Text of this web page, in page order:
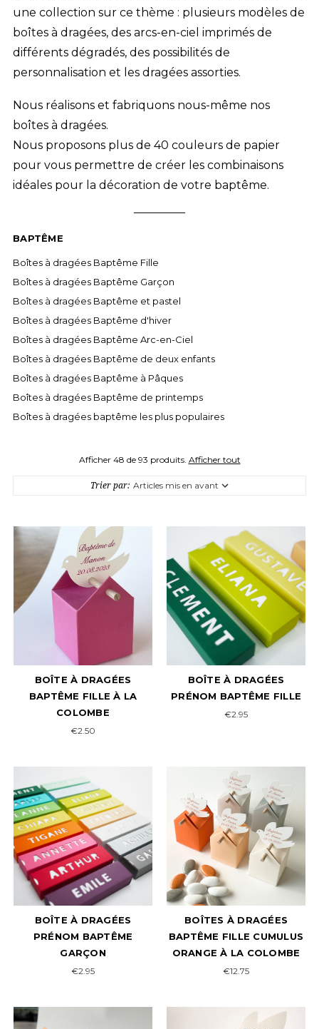
une collection sur ce thème : plusieurs modèles de
boîtes à dragées, des arcs-en-ciel imprimés de
différents dégradés, des possibilités de
personnalisation et les dragées assorties.
Nous réalisons et fabriquons nous-même nos
boîtes à dragées.
Nous proposons plus de 40 couleurs de papier
pour vous permettre de créer les combinaisons
idéales pour la décoration de votre baptême.
BAPTÊME
Boîtes à dragées Baptême Fille
Boîtes à dragées Baptême Garçon
Boîtes à dragées Baptême et pastel
Boîtes à dragées Baptême d'hiver
Boîtes à dragées Baptême Arc-en-Ciel
Boîtes à dragées Baptême de deux enfants
Boîtes à dragées Baptême à Pâques
Boîtes à dragées Baptême de printemps
Boîtes à dragées baptême les plus populaires
Afficher 48 de 93 produits. Afficher tout
Trier par:
BOÎTE À DRAGÉES
BAPTÊME FILLE À LA
COLOMBE
€2.50
BOÎTE À DRAGÉES
PRÉNOM BAPTÊME FILLE
€2.95
BOÎTE À DRAGÉES
PRÉNOM BAPTÊME
GARÇON
€2.95
BOÎTES À DRAGÉES
BAPTÊME FILLE CUMULUS
ORANGE À LA COLOMBE
€12.75